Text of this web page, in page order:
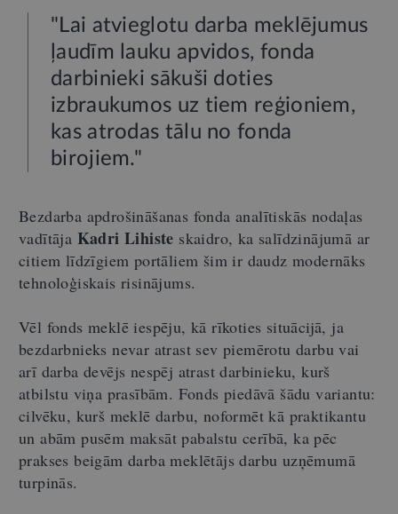
"Lai atvieglotu darba meklējumus
ļaudīm lauku apvidos, fonda
darbinieki sākuši doties
izbraukumos uz tiem reģioniem,
kas atrodas tālu no fonda
birojiem."
Bezdarba apdrošināšanas fonda analītiskās nodaļas
vadītāja Kadri Lihiste skaidro, ka salīdzinājumā ar
citiem līdzīgiem portāliem šim ir daudz modernāks
tehnoloģiskais risinājums.
Vēl fonds meklē iespēju, kā rīkoties situācijā, ja
bezdarbnieks nevar atrast sev piemērotu darbu vai
arī darba devējs nespēj atrast darbinieku, kurš
atbilstu viņa prasībām. Fonds piedāvā šādu variantu:
cilvēku, kurš meklē darbu, noformēt kā praktikantu
un abām pusēm maksāt pabalstu cerībā, ka pēc
prakses beigām darba meklētājs darbu uzņēmumā
turpinās.